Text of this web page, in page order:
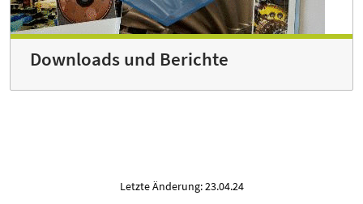
Downloads und Berichte
Letzte Änderung: 23.04.24